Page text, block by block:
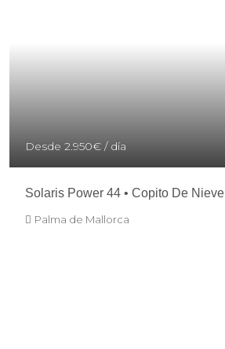
Desde 2.950€ / día
Solaris Power 44 • Copito De Nieve
Palma de Mallorca